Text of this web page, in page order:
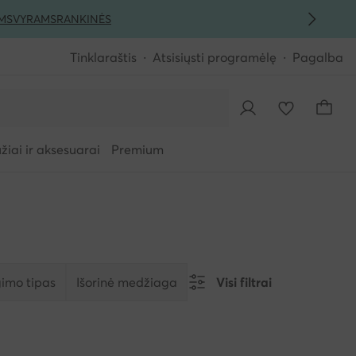
VYRAMSRANKINĖS
Tinklaraštis Atsisiųsti programėlę Pagalba
ir aksesuarai Premium
tipas Išorinė medžiaga Visi filtrai